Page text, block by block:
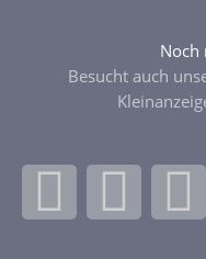
Noch
Besucht auch
F I E